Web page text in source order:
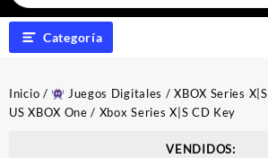
Categoría
Inicio / Juegos Digitales /XBOX Series X|S
US XBOX One / Xbox Series X|S CD Key
VENDIDOS: